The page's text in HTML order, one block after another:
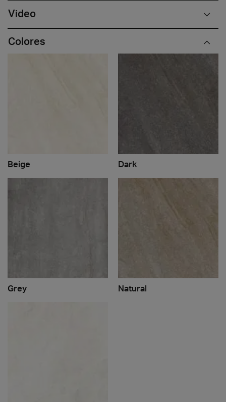
Video
Colores
Beige Dark
Grey Natural